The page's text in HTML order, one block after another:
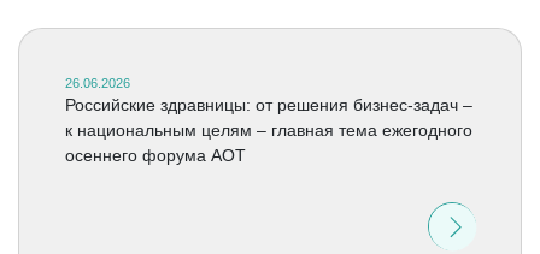
26.06.2026
Российские здравницы: от решения бизнес-задач –
к национальным целям – главная тема ежегодного
осеннего форума АОТ